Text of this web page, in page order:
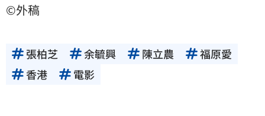
©外稿
張柏芝 余毓興 陳立農
福原愛
香港
電影